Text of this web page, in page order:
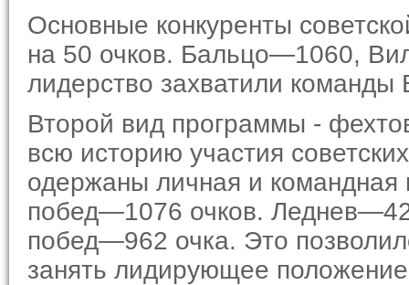
Основные конкуренты
на 50 очков. Бальцо—1060,
лидерство захватили
Второй вид программы -
всю историю участия
одержаны личная и
побед—1076 очков.
побед—962 очка. Это
занять лидирующее